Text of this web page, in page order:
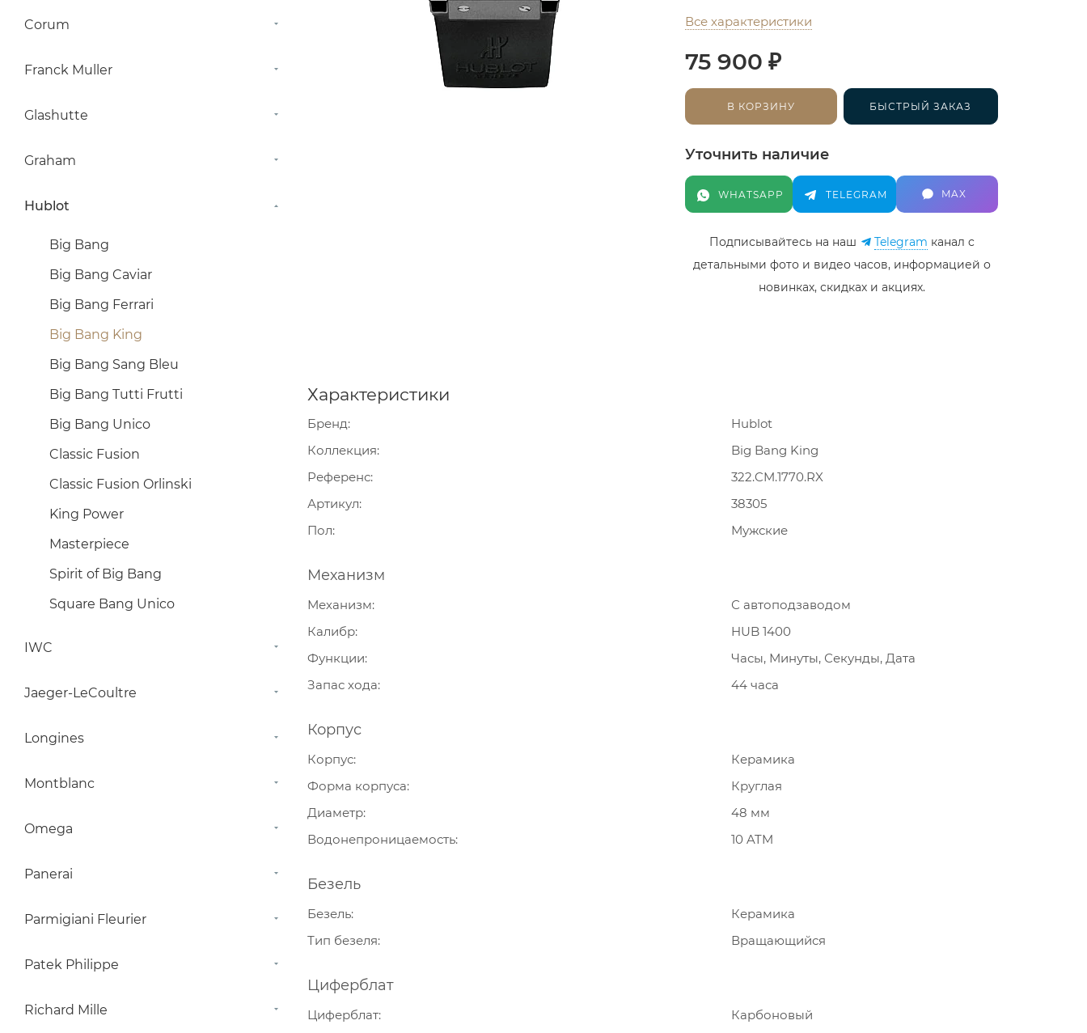
Все характеристики
75 900 ₽
В КОРЗИНУ БЫСТРЫЙ ЗАКАЗ
Уточнить наличие
WHATSAPP TELEGRAM MAX
Подписывайтесь на наш Telegram канал c
детальными фото и видео часов, информацией о
новинках, скидках и акциях.
Характеристики
Бренд
Hublot
Коллекция
Big Bang King
Референс
322.CM.1770.RX
Артикул
38305
Пол
Мужские
Механизм
Механизм
С автоподзаводом
Калибр
HUB 1400
Функции
Часы, Минуты, Секунды, Дата
Запас хода
44 часа
Корпус
Корпус
Керамика
Форма корпуса
Круглая
Диаметр
48 мм
Водонепроницаемость
10 ATM
Безель
Безель
Керамика
Тип безеля
Вращающийся
Циферблат
Циферблат
Карбоновый
Corum
Franck Muller
Glashutte
Graham
Hublot
Big Bang
Big Bang Caviar
Big Bang Ferrari
Big Bang King
Big Bang Sang Bleu
Big Bang Tutti Frutti
Big Bang Unico
Classic Fusion
Classic Fusion Orlinski
King Power
Masterpiece
Spirit of Big Bang
Square Bang Unico
IWC
Jaeger-LeCoultre
Longines
Montblanc
Omega
Panerai
Parmigiani Fleurier
Patek Philippe
Richard Mille